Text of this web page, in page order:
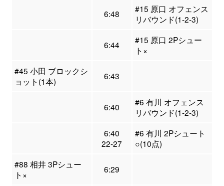
6:48
#15 原口 オフェンス
リバウンド(1-2-3)
6:44
#15 原口 2Pシュー
ト×
#45 小田 ブロックシ
ョット(1本)
6:43
6:40
#6 有川 オフェンス
リバウンド(1-2-3)
6:40
22-27
#6 有川 2Pシュート
○(10点)
#88 相井 3Pシュー
ト×
6:29